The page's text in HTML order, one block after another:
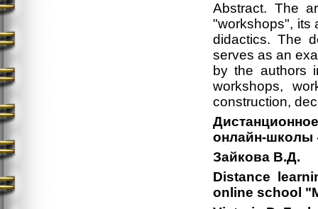
Abstract. The
"workshops", its
didactics. The
serves as an
by the authors
workshops,
construction,
онлайн-школы
Зайкова В.Д.
Distance
online school